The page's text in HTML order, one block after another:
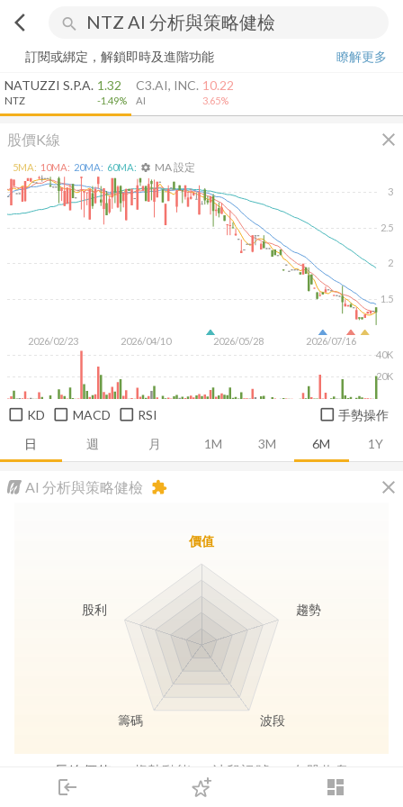
arrow_back_ios search
login dashboard
下單
訂閱或綁定，解鎖即時及進階功能
瞭解更多
NATUZZI S.P.A.
NTZ
1.32
-1.49%
C3.AI, INC.
AI
10.22
3.65%
股價K線 close
日 週 月 1M 3M 6M 1Y
2026/02/23 2026/04/10 2026/05/28 2026/07/16
1.5
2
2.5
3
20K
40K
5MA: 10MA: 20MA: 60MA: settings MA 設定
KD MACD RSI 手勢操作
AI 分析與策略健檢 close
extension
長線價值 趨勢動能 波段訊號 存股收息
價值
趨勢
波段
籌碼
股利